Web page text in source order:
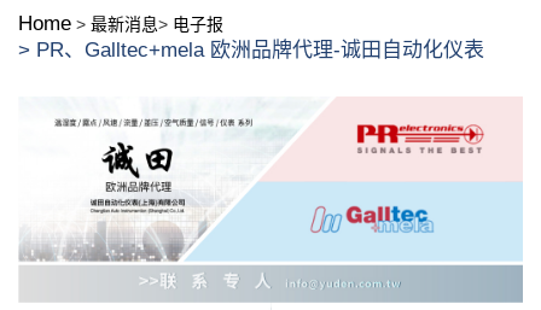
Home > 最新消息> 电子报
> PR、Galltec+mela 欧洲品牌代理-诚田自动化仪表